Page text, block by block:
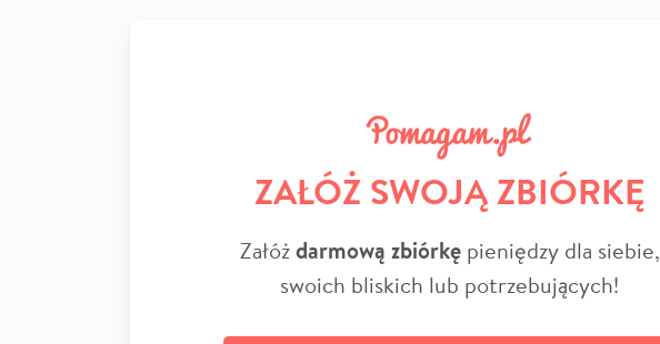
ZAŁÓŻ SWOJĄ ZBIÓRKĘ
Załóżdarmową zbiórkępieniędzy dla siebie,
swoich bliskich lub potrzebujących!